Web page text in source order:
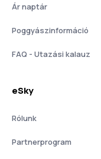
Ár naptár
Poggyászinformáció
FAQ - Utazási kalauz
eSky
Rólunk
Partnerprogram